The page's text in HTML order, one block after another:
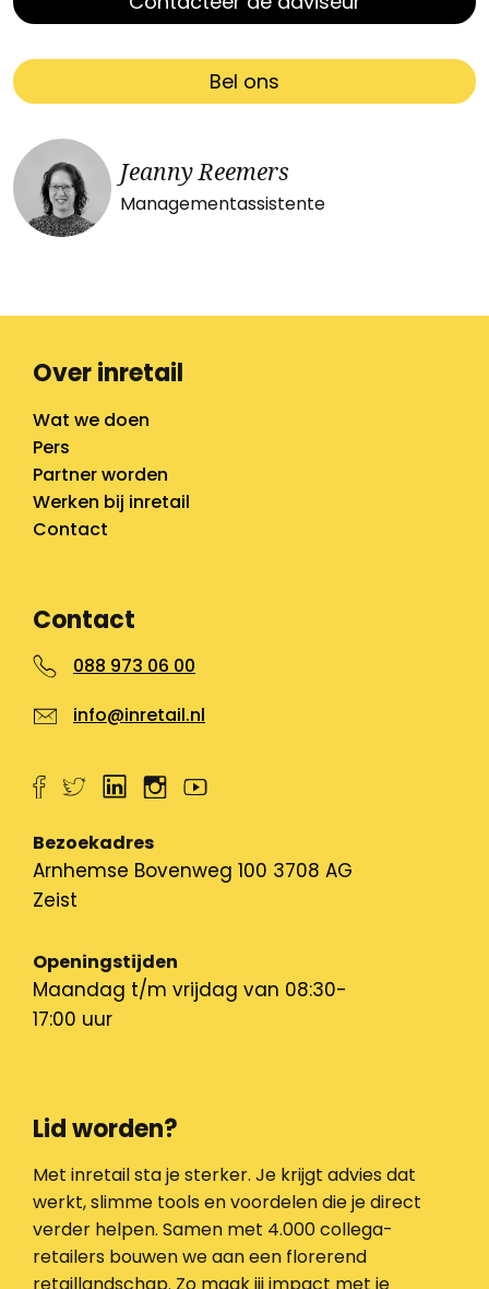
Bel ons
Jeanny Reemers
Managementassistente
Over inretail
Wat we doen
Pers
Partner worden
Werken bij inretail
Contact
Contact
088 973 06 00
info@inretail.nl
Bezoekadres
Arnhemse Bovenweg 100 3708 AG
Zeist
Openingstijden
Maandag t/m vrijdag van 08:30-
17:00 uur
Lid worden?
Met inretail sta je sterker. Je krijgt advies dat
werkt, slimme tools en voordelen die je direct
verder helpen. Samen met 4.000 collega-
retailers bouwen we aan een florerend
retaillandschap. Zo maak jij impact met je